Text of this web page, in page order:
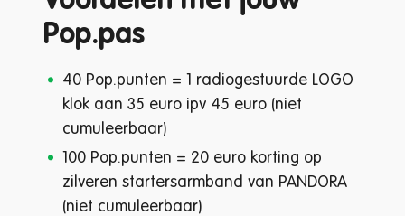
Pop.pas
40 Pop.punten = 1 radiogestuurde LOGO
klok aan 35 euro ipv 45 euro (niet
cumuleerbaar)
100 Pop.punten = 20 euro korting op
zilveren startersarmband van PANDORA
(niet cumuleerbaar)